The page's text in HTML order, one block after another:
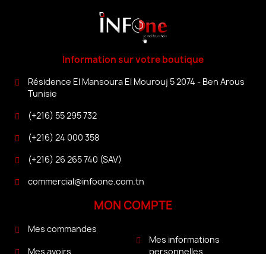
Information sur votre boutique
Résidence El Mansoura El Mourouj 5 2074 - Ben Arous
Tunisie
(+216) 55 295 732
(+216) 24 000 358
(+216) 26 265 740 (SAV)
commercial@infoone.com.tn
MON COMPTE
Mes commandes
Mes avoirs
Mes informations
personnelles